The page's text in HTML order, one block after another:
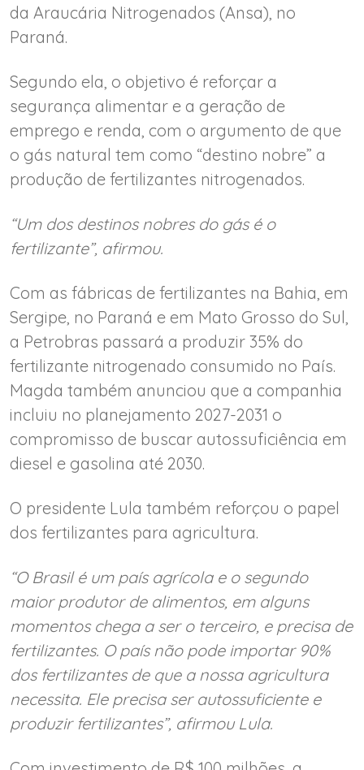
da Araucária Nitrogenados (Ansa), no
Paraná.
Segundo ela, o objetivo é reforçar a
segurança alimentar e a geração de
emprego e renda, com o argumento de que
o gás natural tem como “destino nobre” a
produção de fertilizantes nitrogenados.
“Um dos destinos nobres do gás é o
fertilizante”, afirmou.
Com as fábricas de fertilizantes na Bahia, em
Sergipe, no Paraná e em Mato Grosso do Sul,
a Petrobras passará a produzir 35% do
fertilizante nitrogenado consumido no País.
Magda também anunciou que a companhia
incluiu no planejamento 2027-2031 o
compromisso de buscar autossuficiência em
diesel e gasolina até 2030.
O presidente Lula também reforçou o papel
dos fertilizantes para agricultura.
“O Brasil é um país agrícola e o segundo
maior produtor de alimentos, em alguns
momentos chega a ser o terceiro, e precisa de
fertilizantes. O país não pode importar 90%
dos fertilizantes de que a nossa agricultura
necessita. Ele precisa ser autossuficiente e
produzir fertilizantes”, afirmou Lula.